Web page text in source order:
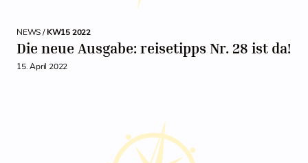
NEWS /KW15 2022
Die neue Ausgabe: reisetipps Nr. 28 ist da!
15. April 2022